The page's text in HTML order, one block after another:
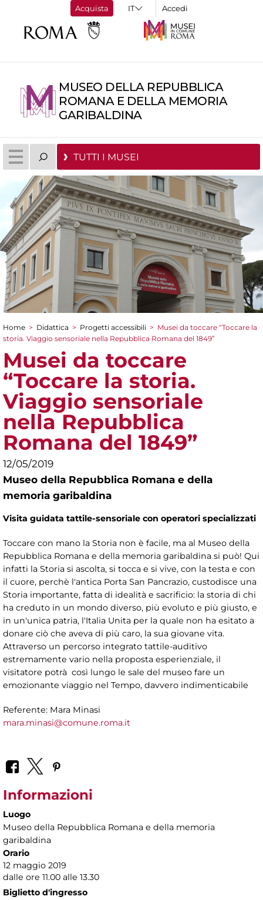
Acquista Accedi
MUSEO DELLA REPUBBLICA
ROMANA E DELLA MEMORIA
GARIBALDINA
TUTTI I MUSEI
Tu sei qui
Home > Didattica > Progetti accessibili > Musei da toccare “Toccare la
storia. Viaggio sensoriale nella Repubblica Romana del 1849”
Musei da toccare
“Toccare la storia.
Viaggio sensoriale
nella Repubblica
Romana del 1849”
12/05/2019
Museo della Repubblica Romana e della
memoria garibaldina
Visita guidata tattile-sensoriale con operatori specializzati
Toccare con mano la Storia non è facile, ma al Museo della
Repubblica Romana e della memoria garibaldina si può! Qui
infatti la Storia si ascolta, si tocca e si vive, con la testa e con
il cuore, perchè l'antica Porta San Pancrazio, custodisce una
Storia importante, fatta di idealità e sacrificio: la storia di chi
ha creduto in un mondo diverso, più evoluto e più giusto, e
in un'unica patria, l'Italia Unita per la quale non ha esitato a
donare ciò che aveva di più caro, la sua giovane vita.
Attraverso un percorso integrato tattile-auditivo
estremamente vario nella proposta esperienziale, il
visitatore potrà così lungo le sale del museo fare un
emozionante viaggio nel Tempo, davvero indimenticabile
Referente: Mara Minasi
mara.minasi@comune.roma.it
Informazioni
Luogo
Museo della Repubblica Romana e della memoria
garibaldina
Orario
12 maggio 2019
dalle ore 11.00 alle 13.30
Biglietto d'ingresso